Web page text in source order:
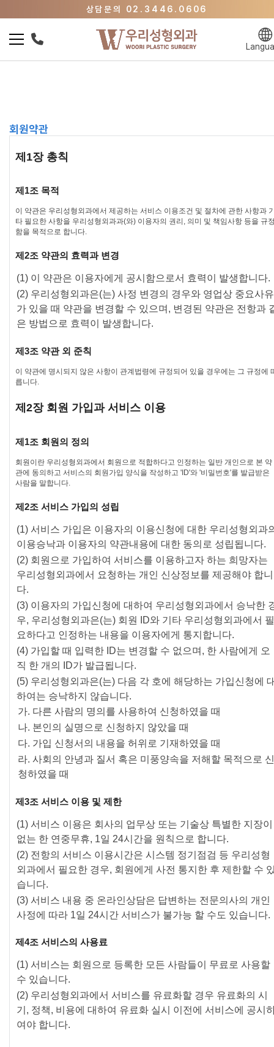
상담문의 02.3446.0606
이벤트 바로가기
우리성형 뷰티클리닉 바로가기
회원약관
제1장 총칙
제1조 목적
이 약관은 우리성형외과에서 제공하는 서비스 이용조건 및 절차에 관한 사항과
타 필요한 사항을 우리성형외과과(와) 이용자의 권리, 의미 및 책임사항 등을 규
함을 목적으로 합니다.
제2조 약관의 효력과 변경
(1) 이 약관은 이용자에게 공시함으로서 효력이 발생합니다.
(2) 우리성형외과은(는) 사정 변경의 경우와 영업상 중요사유
가 있을 때 약관을 변경할 수 있으며, 변경된 약관은 전항과
은 방법으로 효력이 발생합니다.
제3조 약관 외 준칙
이 약관에 명시되지 않은 사항이 관계법령에 규정되어 있을 경우에는 그 규정에
릅니다.
제2장 회원 가입과 서비스 이용
제1조 회원의 정의
회원이란 우리성형외과에서 회원으로 적합하다고 인정하는 일반 개인으로 본 약
관에 동의하고 서비스의 회원가입 양식을 작성하고 'ID'와 '비밀번호'를 발급받은
사람을 말합니다.
제2조 서비스 가입의 성립
(1) 서비스 가입은 이용자의 이용신청에 대한 우리성형외과
이용승낙과 이용자의 약관내용에 대한 동의로 성립됩니다.
(2) 회원으로 가입하여 서비스를 이용하고자 하는 희망자는
우리성형외과에서 요청하는 개인 신상정보를 제공해야 합니
다.
(3) 이용자의 가입신청에 대하여 우리성형외과에서 승낙한
우, 우리성형외과은(는) 회원 ID와 기타 우리성형외과에서 필
요하다고 인정하는 내용을 이용자에게 통지합니다.
(4) 가입할 때 입력한 ID는 변경할 수 없으며, 한 사람에게 오
직 한 개의 ID가 발급됩니다.
(5) 우리성형외과은(는) 다음 각 호에 해당하는 가입신청에
하여는 승낙하지 않습니다.
가. 다른 사람의 명의를 사용하여 신청하였을 때
나. 본인의 실명으로 신청하지 않았을 때
다. 가입 신청서의 내용을 허위로 기재하였을 때
라. 사회의 안녕과 질서 혹은 미풍양속을 저해할 목적으로 신
청하였을 때
제3조 서비스 이용 및 제한
(1) 서비스 이용은 회사의 업무상 또는 기술상 특별한 지장이
없는 한 연중무휴, 1일 24시간을 원칙으로 합니다.
(2) 전항의 서비스 이용시간은 시스템 정기점검 등 우리성형
외과에서 필요한 경우, 회원에게 사전 통지한 후 제한할 수
습니다.
(3) 서비스 내용 중 온라인상담은 답변하는 전문의사의 개인
사정에 따라 1일 24시간 서비스가 불가능 할 수도 있습니다.
제4조 서비스의 사용료
(1) 서비스는 회원으로 등록한 모든 사람들이 무료로 사용할
수 있습니다.
(2) 우리성형외과에서 서비스를 유료화할 경우 유료화의 시
기, 정책, 비용에 대하여 유료화 실시 이전에 서비스에 공시
여야 합니다.